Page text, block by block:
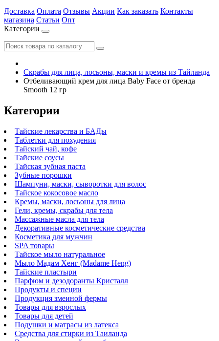
Доставка Оплата Отзывы Акции Как заказать Контакты
магазина Статьи Опт
Категории
Скрабы для лица, лосьоны, маски и кремы из Тайланда
Отбеливающий крем для лица Baby Face от бренда
Smooth 12 гр
Категории
Тайские лекарства и БАДы
Таблетки для похудения
Тайский чай, кофе
Тайские соусы
Тайская зубная паста
Зубные порошки
Шампуни, маски, сыворотки для волос
Тайское кокосовое масло
Кремы, маски, лосьоны для лица
Гели, кремы, скрабы для тела
Массажные масла для тела
Декоративные косметические средства
Косметика для мужчин
SPA товары
Тайское мыло натуральное
Мыло Мадам Хенг (Madame Heng)
Тайские пластыри
Парфюм и дезодоранты Кристалл
Продукты и специи
Продукция змеиной фермы
Товары для взрослых
Товары для детей
Подушки и матрасы из латекса
Средства для стирки из Таиланда